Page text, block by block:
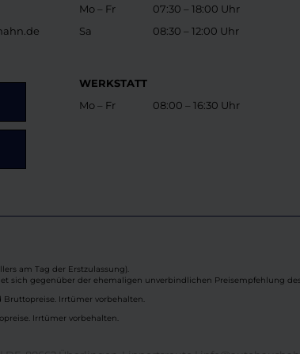
Mo – Fr
Sa
07:30 – 18:00 Uhr
08:30 – 12:00 Uhr
WERKSTATT
Mo – Fr
08:00 – 16:30 Uhr
am Tag der Erstzulassung).
sich gegenüber der ehemaligen unverbindlichen Preisempfehlung
Bruttopreise. Irrtümer vorbehalten.
Irrtümer vorbehalten.